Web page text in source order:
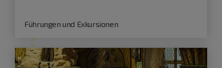
Führungen und Exkursionen